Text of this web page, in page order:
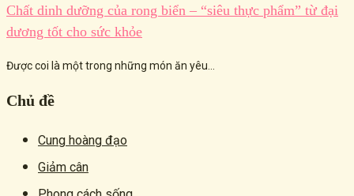
Chất dinh dưỡng của rong biển – “siêu thực phẩm” từ đại
dương tốt cho sức khỏe
Được coi là một trong những món ăn yêu...
Chủ đề
Cung hoàng đạo
Giảm cân